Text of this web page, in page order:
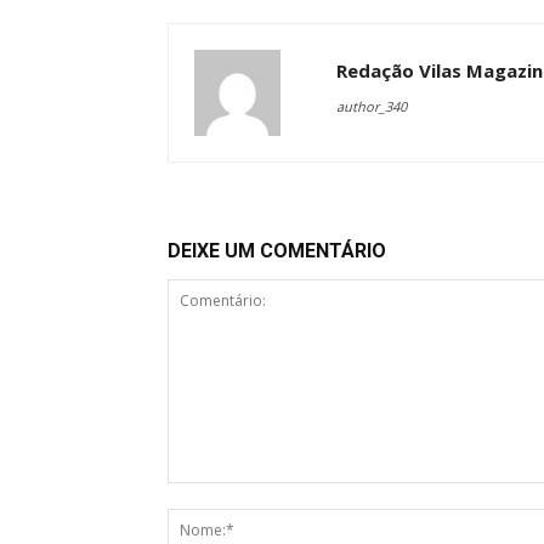
Redação Vilas
author_340
DEIXE UM COMENTÁRIO